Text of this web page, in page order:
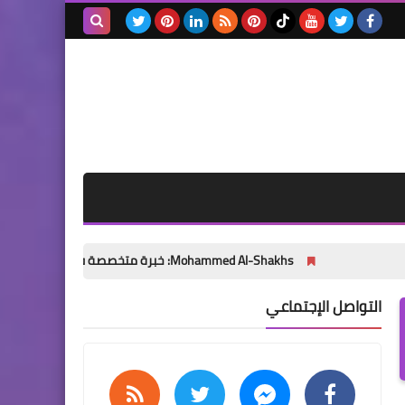
Mohammed Al-Shakhs: خبرة متخصصة في الحوكمة وإدارة المخاطر والجودة وتحسين الأداء المؤسسي
التواصل الإجتماعي
على الإطلاق / 2021 |THE 200
BEST HORROR MOVIES OF
ALL TIME